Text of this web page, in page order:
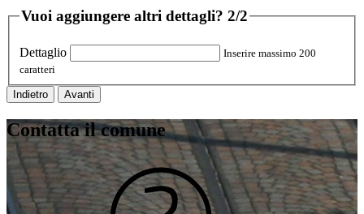
Vuoi aggiungere altri dettagli? 2/2
Dettaglio
Inserire massimo 200
caratteri
Indietro Avanti
Contatta il comune